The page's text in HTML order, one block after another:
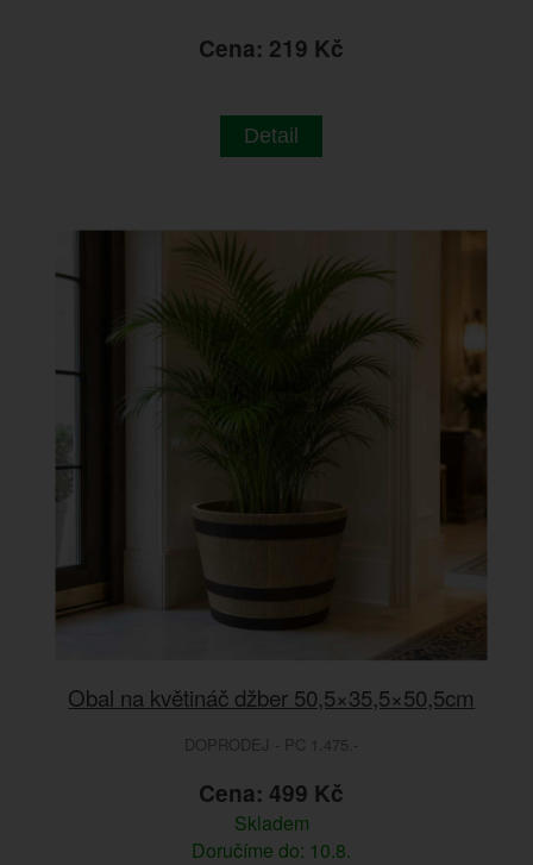
Cena: 219 Kč
Detail
Obal na květináč džber 50,5×35,5×50,5cm
DOPRODEJ - PC 1.475.-
Cena: 499 Kč
Skladem
Doručíme do: 10.8.